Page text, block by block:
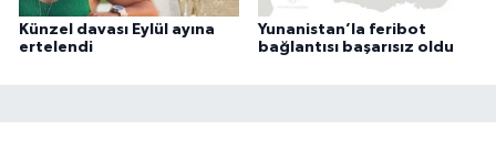
Künzel davası Eylül ayına
ertelendi
Yunanistan’la feribot
bağlantısı başarısız oldu